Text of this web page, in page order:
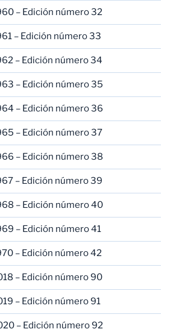
– Edición número 32
– Edición número 33
– Edición número 34
– Edición número 35
– Edición número 36
– Edición número 37
– Edición número 38
– Edición número 39
– Edición número 40
– Edición número 41
– Edición número 42
– Edición número 90
– Edición número 91
– Edición número 92